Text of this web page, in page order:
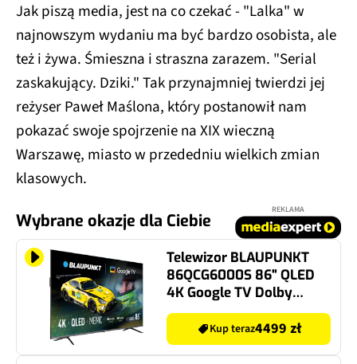
Jak piszą media, jest na co czekać - "Lalka" w
najnowszym wydaniu ma być bardzo osobista, ale
też i żywa. Śmieszna i straszna zarazem. "Serial
zaskakujący. Dziki." Tak przynajmniej twierdzi jej
reżyser Paweł Maślona, który postanowił nam
pokazać swoje spojrzenie na XIX wieczną
Warszawę, miasto w przededniu wielkich zmian
klasowych.
Wybrane okazje dla Ciebie
REKLAMA
Telewizor BLAUPUNKT
86QCG6000S 86" QLED
4K Google TV Dolby
Atmos Dolby Vision
Kup teraz4499 zł